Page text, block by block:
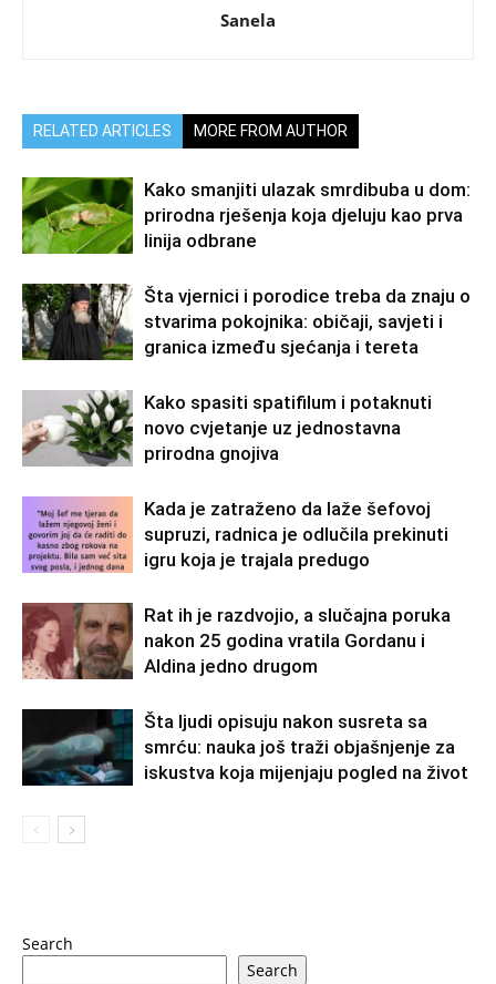
Sanela
RELATED ARTICLES MORE FROM AUTHOR
Kako smanjiti ulazak smrdibuba u dom:
prirodna rješenja koja djeluju kao prva
linija odbrane
Šta vjernici i porodice treba da znaju o
stvarima pokojnika: običaji, savjeti i
granica između sjećanja i tereta
Kako spasiti spatifilum i potaknuti
novo cvjetanje uz jednostavna
prirodna gnojiva
Kada je zatraženo da laže šefovoj
supruzi, radnica je odlučila prekinuti
igru koja je trajala predugo
Rat ih je razdvojio, a slučajna poruka
nakon 25 godina vratila Gordanu i
Aldina jedno drugom
Šta ljudi opisuju nakon susreta sa
smrću: nauka još traži objašnjenje za
iskustva koja mijenjaju pogled na život
Search
Search